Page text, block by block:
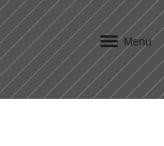
Menu